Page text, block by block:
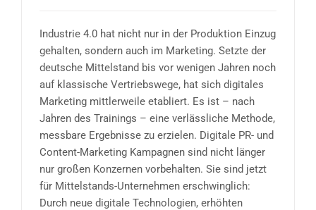
Industrie 4.0 hat nicht nur in der Produktion Einzug
gehalten, sondern auch im Marketing. Setzte der
deutsche Mittelstand bis vor wenigen Jahren noch
auf klassische Vertriebswege, hat sich digitales
Marketing mittlerweile etabliert. Es ist – nach
Jahren des Trainings – eine verlässliche Methode,
messbare Ergebnisse zu erzielen. Digitale PR- und
Content-Marketing Kampagnen sind nicht länger
nur großen Konzernen vorbehalten. Sie sind jetzt
für Mittelstands-Unternehmen erschwinglich:
Durch neue digitale Technologien, erhöhten